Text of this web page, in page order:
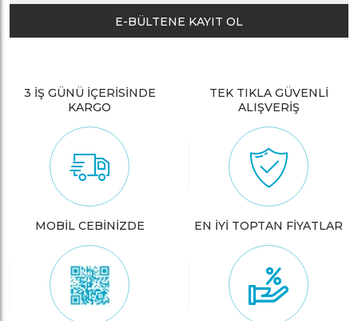
E-BÜLTENE KAYIT OL
3 İŞ GÜNÜ İÇERİSİNDE
KARGO
TEK TIKLA GÜVENLİ
ALIŞVERİŞ
MOBİL CEBİNİZDE EN İYİ TOPTAN FİYATLAR